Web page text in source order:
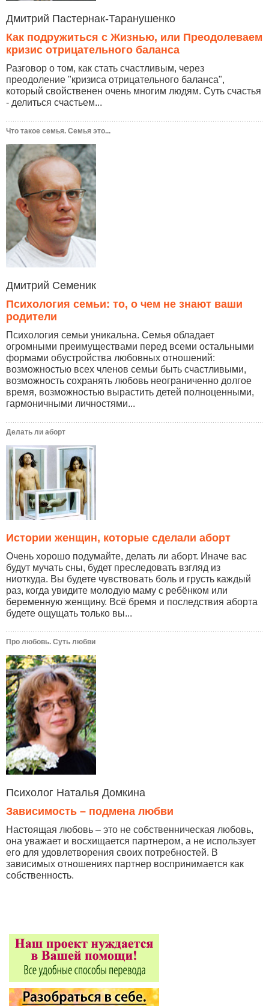
Дмитрий Пастернак-Таранушенко
Как подружиться с Жизнью, или Преодолеваем
кризис отрицательного баланса
Разговор о том, как стать счастливым, через
преодоление "кризиса отрицательного баланса",
который свойственен очень многим людям. Суть счастья
- делиться счастьем...
Что такое семья. Семья это...
Дмитрий Семеник
Психология семьи: то, о чем не знают ваши
родители
Психология семьи уникальна. Семья обладает
огромными преимуществами перед всеми остальными
формами обустройства любовных отношений:
возможностью всех членов семьи быть счастливыми,
возможность сохранять любовь неограниченно долгое
время, возможностью вырастить детей полноценными,
гармоничными личностями...
Делать ли аборт
Истории женщин, которые сделали аборт
Очень хорошо подумайте, делать ли аборт. Иначе вас
будут мучать сны, будет преследовать взгляд из
ниоткуда. Вы будете чувствовать боль и грусть каждый
раз, когда увидите молодую маму с ребёнком или
беременную женщину. Всё бремя и последствия аборта
будете ощущать только вы...
Про любовь. Суть любви
Психолог Наталья Домкина
Зависимость – подмена любви
Настоящая любовь – это не собственническая любовь,
она уважает и восхищается партнером, а не использует
его для удовлетворения своих потребностей. В
зависимых отношениях партнер воспринимается как
собственность.